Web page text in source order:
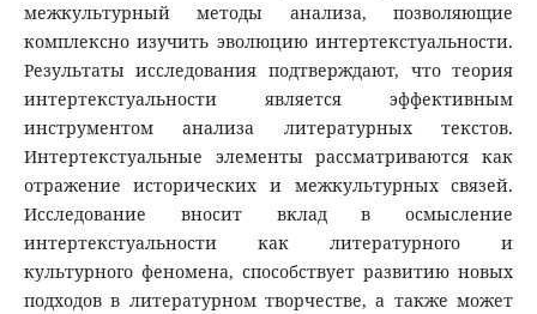
межкультурный методы анализа, позволяющие
комплексно изучить эволюцию интертекстуальности.
Результаты исследования подтверждают, что теория
интертекстуальности является эффективным
инструментом анализа литературных текстов.
Интертекстуальные элементы рассматриваются как
отражение исторических и межкультурных связей.
Исследование вносит вклад в осмысление
интертекстуальности как литературного и
культурного феномена, способствует развитию новых
подходов в литературном творчестве, а также может